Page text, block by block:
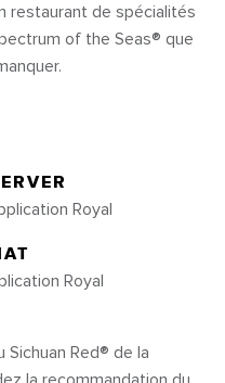
restaurant de spécialités
of the Seas® que
Royal
Royal
Red® de la